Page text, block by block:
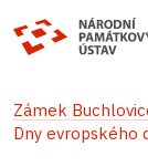
Zámek
Dny evropského